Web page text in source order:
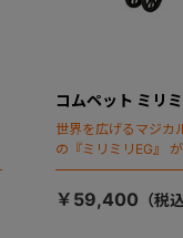
コムペット ミリ
世界を広げるマジカ
の『ミリミリEG』
「マジカルフォール
￥59,400